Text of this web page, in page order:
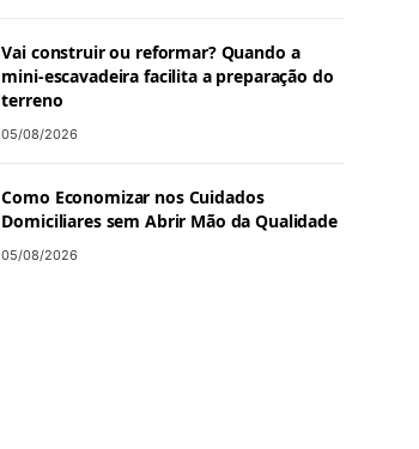
Vai construir ou reformar? Quando a
mini-escavadeira facilita a preparação do
terreno
05/08/2026
Como Economizar nos Cuidados
Domiciliares sem Abrir Mão da Qualidade
05/08/2026